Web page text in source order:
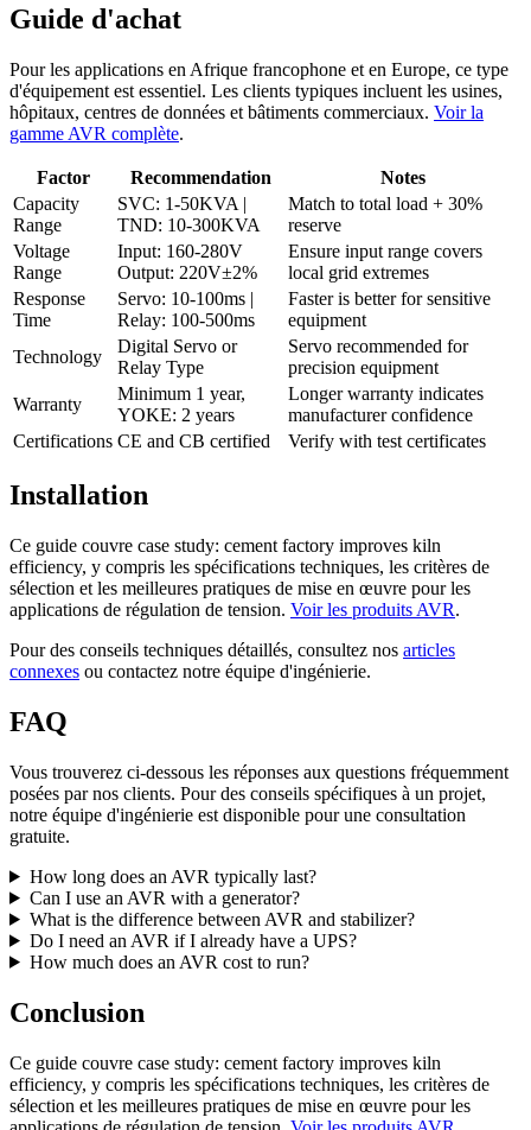
Guide d'achat
Pour les applications en Afrique francophone et en Europe, ce type
d'équipement est essentiel. Les clients typiques incluent les usines,
hôpitaux, centres de données et bâtiments commerciaux. Voir la
gamme AVR complète.
Factor Recommendation
Notes
Capacity
Range
SVC: 1-50KVA |
TND: 10-300KVA
Match to total load + 30%
reserve
Voltage
Range
Input: 160-280V
Output: 220V±2%
Ensure input range covers
local grid extremes
Response
Time
Servo: 10-100ms |
Relay: 100-500ms
Faster is better for sensitive
equipment
Technology
Digital Servo or
Relay Type
Servo recommended for
precision equipment
Warranty
Minimum 1 year,
YOKE: 2 years
Longer warranty indicates
manufacturer confidence
Certifications CE and CB certified Verify with test certificates
Installation
Ce guide couvre case study: cement factory improves kiln
efficiency, y compris les spécifications techniques, les critères de
sélection et les meilleures pratiques de mise en œuvre pour les
applications de régulation de tension. Voir les produits AVR.
Pour des conseils techniques détaillés, consultez nos articles
connexes ou contactez notre équipe d'ingénierie.
FAQ
Vous trouverez ci-dessous les réponses aux questions fréquemment
posées par nos clients. Pour des conseils spécifiques à un projet,
notre équipe d'ingénierie est disponible pour une consultation
gratuite.
How long does an AVR typically last?
Can I use an AVR with a generator?
What is the difference between AVR and stabilizer?
Do I need an AVR if I already have a UPS?
How much does an AVR cost to run?
Conclusion
Ce guide couvre case study: cement factory improves kiln
efficiency, y compris les spécifications techniques, les critères de
sélection et les meilleures pratiques de mise en œuvre pour les